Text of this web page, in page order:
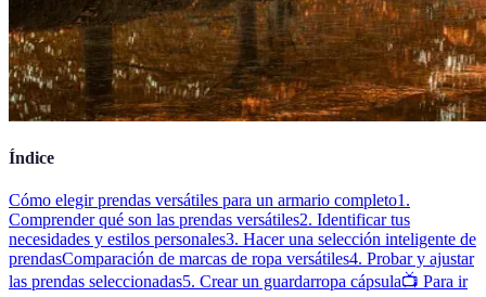
Índice
Cómo elegir prendas versátiles para un armario completo1.
Comprender qué son las prendas versátiles2. Identificar tus
necesidades y estilos personales3. Hacer una selección inteligente de
prendasComparación de marcas de ropa versátiles4. Probar y ajustar
las prendas seleccionadas5. Crear un guardarropa cápsula📺 Para ir